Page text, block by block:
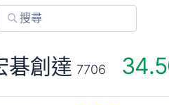
碁創達 7706